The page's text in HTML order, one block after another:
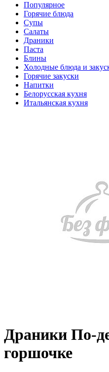
Популярное
Горячие блюда
Супы
Салаты
Драники
Паста
Блины
Холодные блюда и
Горячие закуски
Напитки
Белорусская кухня
Итальянская кухня
Драники По-
горшочке